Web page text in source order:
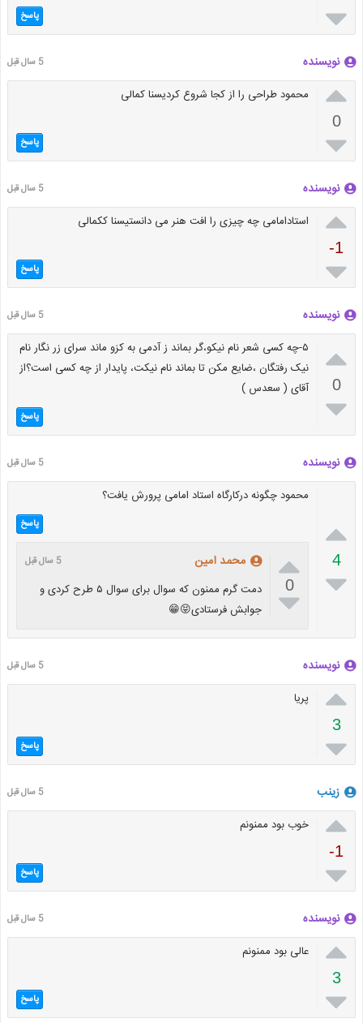
 پاسخ
نویسنده 5 سال قبل

0

محمود طراحی را از کجا شروع کردیسنا کمالی
پاسخ
نویسنده 5 سال قبل

-1

استادامامی چه چیزی را افت هنر می دانستیسنا ککمالی
پاسخ
نویسنده 5 سال قبل

0

۵-چه کسی شعر نام نیکو،گر بماند ز آدمی به کزو ماند سرای زر نگار نام
نیک رفتگان ،ضایع مکن تا بماند نام نیکت، پایدار از چه کسی است؟از
آقای ( سعدس )
پاسخ
نویسنده 5 سال قبل

4

محمود چگونه درکارگاه استاد امامی پرورش یافت؟
پاسخ

0

محمد امین 5 سال قبل
دمت گرم ممنون که سوال برای سوال ۵ طرح کردی و
جوابش فرستادی😝😁
نویسنده 5 سال قبل

3

پریا
پاسخ
زینب 5 سال قبل

-1

خوب بود ممنونم
پاسخ
نویسنده 5 سال قبل

3

عالی بود ممنونم
پاسخ